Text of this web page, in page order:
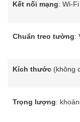
Kết nối mạng: Wi-
Chuẩn treo tường:
Kích thước (không
Trọng lượng: